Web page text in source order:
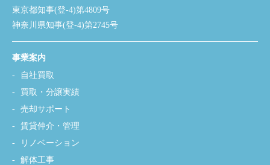
東京都知事(登-4)第4809号
神奈川県知事(登-4)第2745号
事業案内
自社買取
買取・分譲実績
売却サポート
賃貸仲介・管理
リノベーション
解体工事